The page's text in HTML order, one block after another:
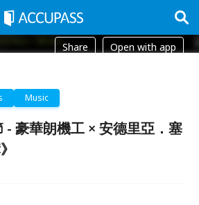
Share Open with app
Music
- 豪華朗機工 × 安德里亞．塞